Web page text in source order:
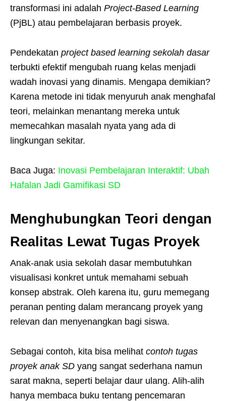
transformasi ini adalah Project-Based Learning
(PjBL) atau pembelajaran berbasis proyek.
Pendekatan project based learning sekolah dasar
terbukti efektif mengubah ruang kelas menjadi
wadah inovasi yang dinamis. Mengapa demikian?
Karena metode ini tidak menyuruh anak menghafal
teori, melainkan menantang mereka untuk
memecahkan masalah nyata yang ada di
lingkungan sekitar.
Baca Juga: Inovasi Pembelajaran Interaktif: Ubah
Hafalan Jadi Gamifikasi SD
Menghubungkan Teori dengan
Realitas Lewat Tugas Proyek
Anak-anak usia sekolah dasar membutuhkan
visualisasi konkret untuk memahami sebuah
konsep abstrak. Oleh karena itu, guru memegang
peranan penting dalam merancang proyek yang
relevan dan menyenangkan bagi siswa.
Sebagai contoh, kita bisa melihat contoh tugas
proyek anak SD yang sangat sederhana namun
sarat makna, seperti belajar daur ulang. Alih-alih
hanya membaca buku tentang pencemaran